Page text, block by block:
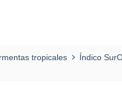
tropicales
Índico